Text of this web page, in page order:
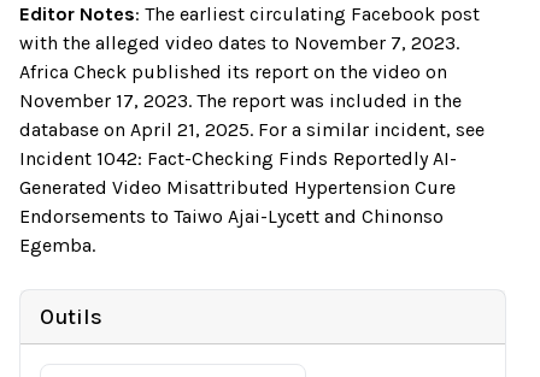
Editor Notes: The earliest circulating Facebook post
with the alleged video dates to November 7, 2023.
Africa Check published its report on the video on
November 17, 2023. The report was included in the
database on April 21, 2025. For a similar incident, see
Incident 1042: Fact-Checking Finds Reportedly AI-
Generated Video Misattributed Hypertension Cure
Endorsements to Taiwo Ajai-Lycett and Chinonso
Egemba.
Outils